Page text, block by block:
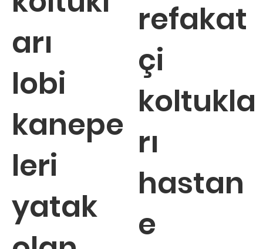
arı
lobi
kanepe
leri
yatak
refakat
çi
koltukla
rı
hastan
e